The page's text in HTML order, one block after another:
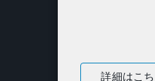
詳細はこ